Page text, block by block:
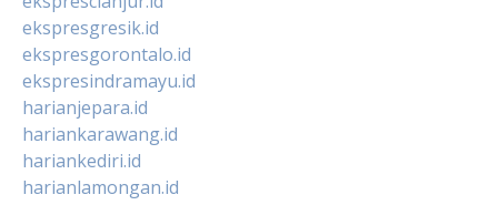
ekspresgresik.id
ekspresgorontalo.id
ekspresindramayu.id
harianjepara.id
hariankarawang.id
hariankediri.id
harianlamongan.id